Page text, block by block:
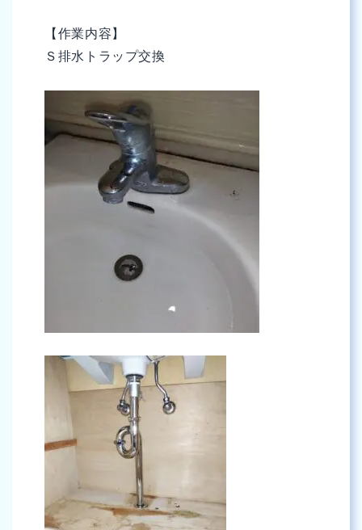
【作業内容】
Ｓ排水トラップ交換